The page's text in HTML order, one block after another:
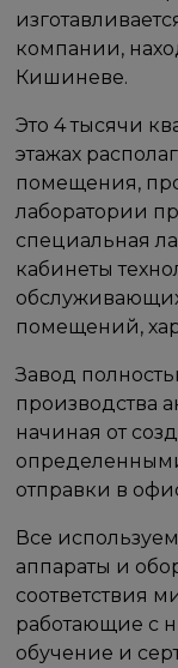
компании,
Кишиневе.
Это 4 тысячи
этажах
помещения,
лаборатории
специальная
кабинеты
помещений,
Завод
производства
начиная от
отправки в
Все
аппараты и
соответствия
работающие с
обучение и